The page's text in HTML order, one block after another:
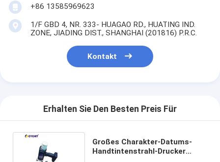
+86 13585969623
1/F GBD 4, NR. 333- HUAGAO RD., HUATING IND.
ZONE, JIADING DIST., SHANGHAI (201816) P.R.C.
Kontakt
Erhalten Sie Den Besten Preis Für
Großes Charakter-Datums-
Handtintenstrahl-Drucker